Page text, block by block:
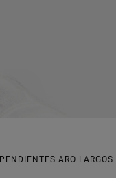
PENDIENTES ARO